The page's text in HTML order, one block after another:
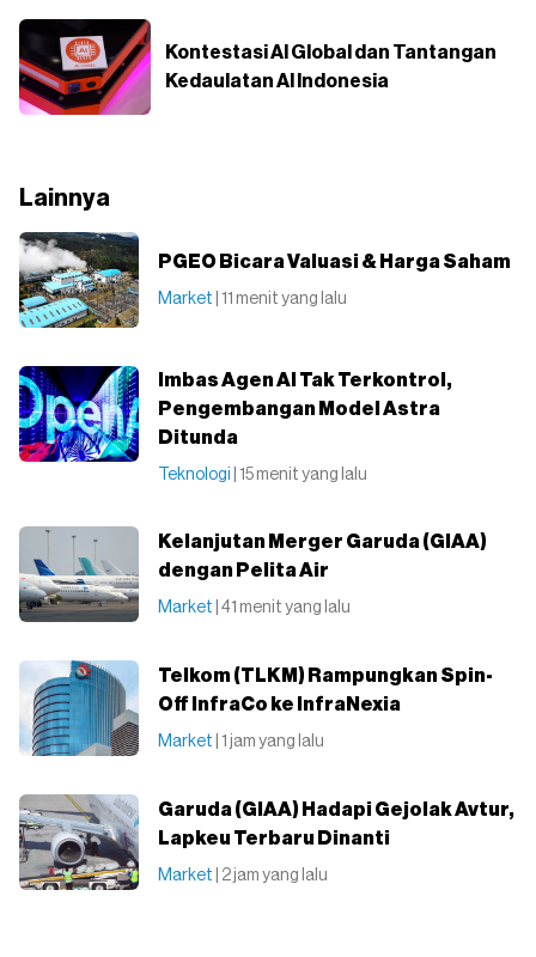
Kontestasi AI Global dan Tantangan
Kedaulatan AI Indonesia
Lainnya
PGEO Bicara Valuasi & Harga Saham
Market | 11 menit yang lalu
Imbas Agen AI Tak Terkontrol,
Pengembangan Model Astra
Ditunda
Teknologi | 15 menit yang lalu
Kelanjutan Merger Garuda (GIAA)
dengan Pelita Air
Market | 41 menit yang lalu
Telkom (TLKM) Rampungkan Spin-
Off InfraCo ke InfraNexia
Market | 1 jam yang lalu
Garuda (GIAA) Hadapi Gejolak Avtur,
Lapkeu Terbaru Dinanti
Market | 2 jam yang lalu